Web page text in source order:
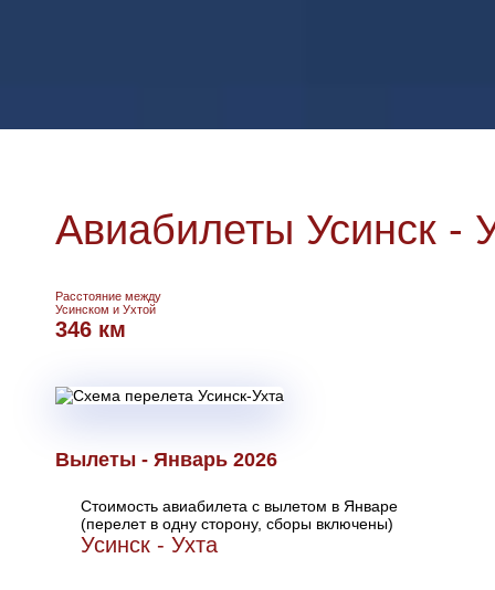
Авиабилеты Усинск -
Расстояние между
Усинском и Ухтой
346 км
Вылеты - Январь 2026
Стоимость авиабилета с вылетом в Январе
(перелет в одну сторону, сборы включены)
Усинск - Ухта